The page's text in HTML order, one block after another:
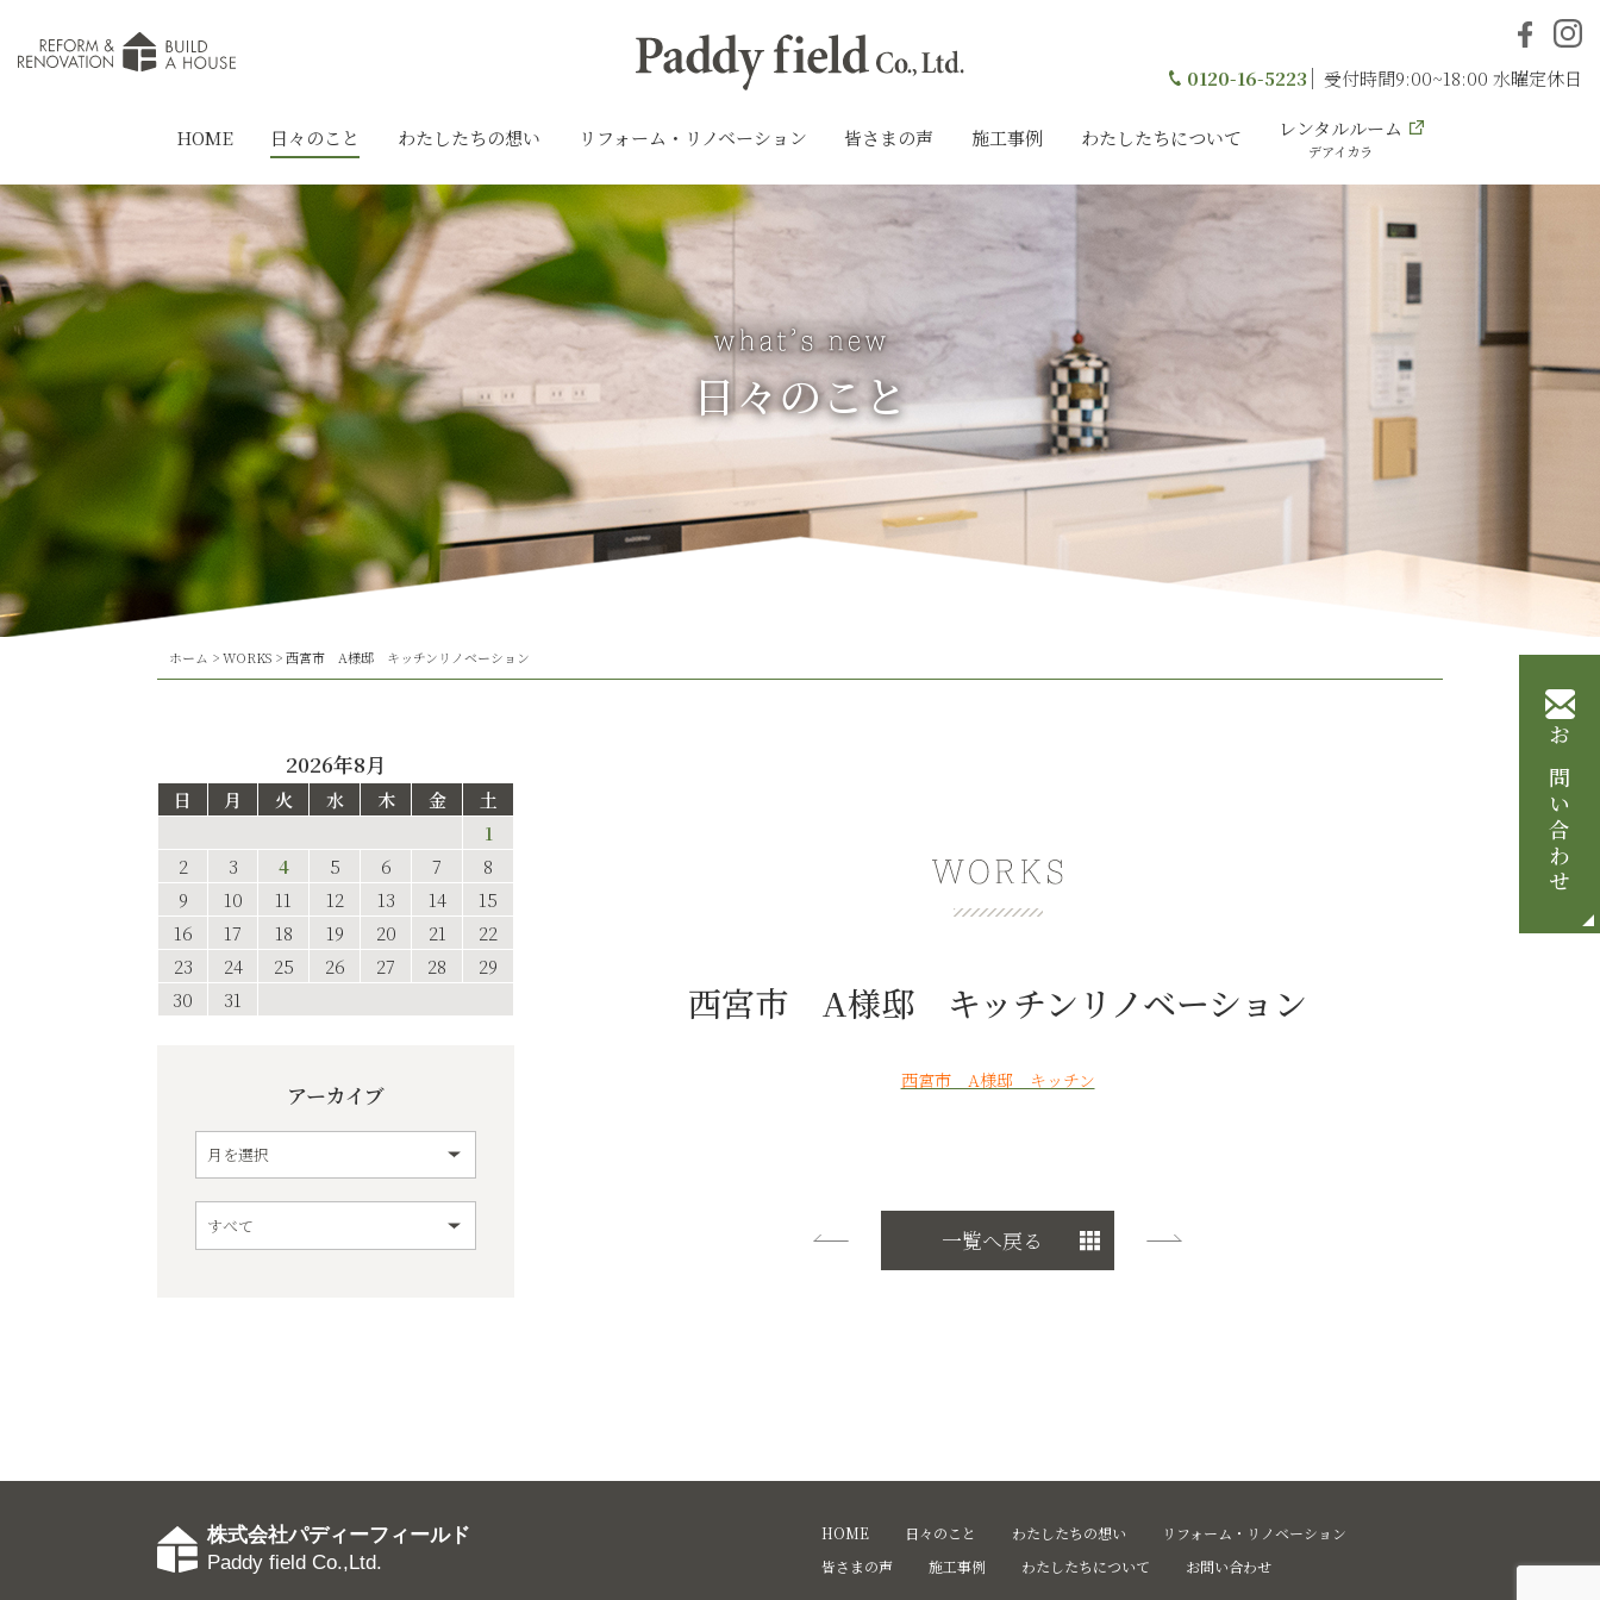
0120-16-5223 受付時間9:00~18:00 水曜定休日
HOME 日々のこと わたしたちの想い リフォーム・リノベーション 皆さまの声 施工事例 わたしたちについて レンタルルーム
デアイカラ
お問い合わせ
日々のこと
ホーム >WORKS>西宮市 A様邸 キッチンリノベーション
西宮市 A様邸 キッチンリノベーション
西宮市 A様邸 キッチン
一覧へ戻る
2026年8月
日 月 火 水 木 金
土
1
2
3 4 5 6 7
8
9
10 11 12 13 14
15
16
17 18 19 20 21
22
23
24 25 26 27 28
29
30
31
アーカイブ
HOME 日々のこと わたしたちの想い
リフォーム・リノベーション
皆さまの声
施工事例 わたしたちについて お問い合わせ
株式会社パディーフィールド
Paddy field Co.,Ltd.